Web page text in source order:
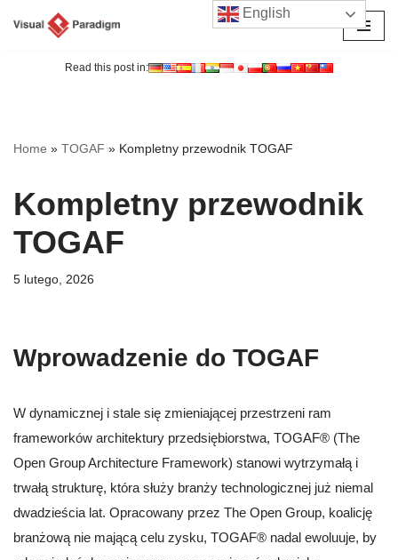
Read this post in:
Home » TOGAF » Kompletny przewodnik TOGAF
Kompletny przewodnik
TOGAF
5 lutego, 2026
Wprowadzenie do TOGAF
W dynamicznej i stale się zmieniającej przestrzeni ram
frameworków architektury przedsiębiorstwa, TOGAF® (The
Open Group Architecture Framework) stanowi wytrzymałą i
trwałą strukturę, która służy branży technologicznej już niemal
dwadzieścia lat. Opracowany przez The Open Group, koalicję
branżową nie mającą celu zysku, TOGAF® nadal ewoluuje, by
English